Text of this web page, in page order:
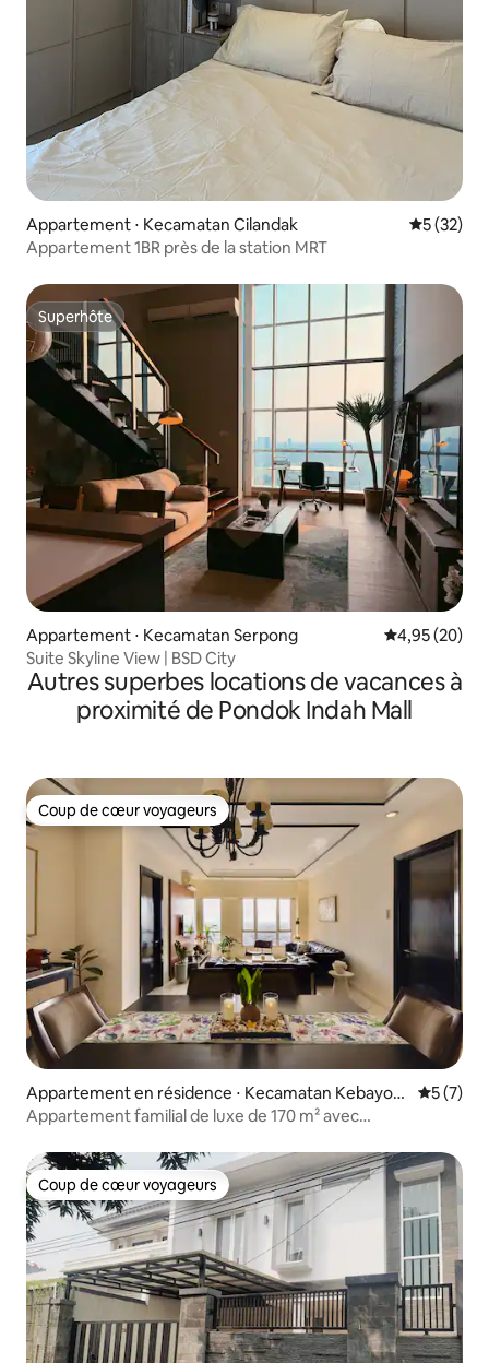
Appartement ⋅ Kecamatan Cilandak
5 (32)
Appartement 1BR près de la station MRT
Superhôte
Superhôte
Appartement ⋅ Kecamatan Serpong Évaluation
4,95 (20)
Suite Skyline View | BSD City
Autres superbes locations de vacances à
proximité de Pondok Indah Mall
Coup de cœur voyageurs
Coup de cœur voyageurs
Appartement en résidence ⋅ Kecamatan Kebayora
n Lama
5 (7)
Appartement familial de luxe de 170 m² avec
Coup de cœur voyageurs
Coup de cœur voyageurs